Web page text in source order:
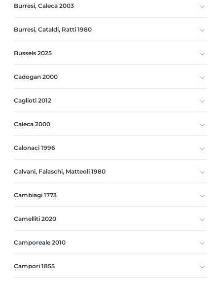
Burresi, Caleca 2003
Burresi, Cataldi, Ratti 1980
Bussels 2025
Cadogan 2000
Caglioti 2012
Caleca 2000
Calonaci 1996
Calvani, Falaschi, Matteoli 1980
Cambiagi 1773
Camelliti 2020
Camporeale 2010
Campori 1855